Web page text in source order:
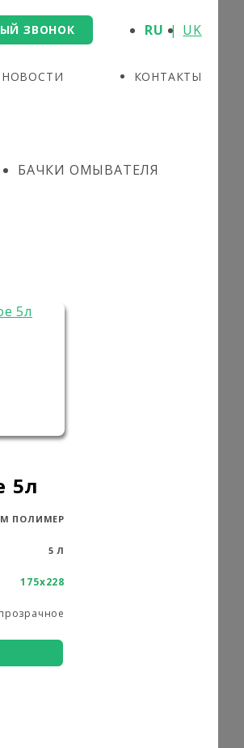
ЗВОНОК RU UK
НОВОСТИ КОНТАКТЫ
БАЧКИ ОМЫВАТЕЛЯ
5л
ПОЛИМЕР
5 Л
175х228
прозрачное